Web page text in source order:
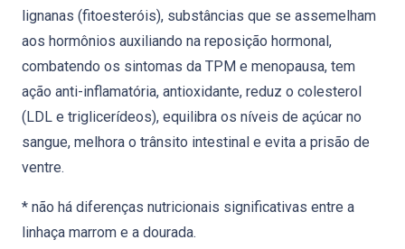
lignanas (fitoesteróis), substâncias que se assemelham
aos hormônios auxiliando na reposição hormonal,
combatendo os sintomas da TPM e menopausa, tem
ação anti-inflamatória, antioxidante, reduz o colesterol
(LDL e triglicerídeos), equilibra os níveis de açúcar no
sangue, melhora o trânsito intestinal e evita a prisão de
ventre.
* não há diferenças nutricionais significativas entre a
linhaça marrom e a dourada.